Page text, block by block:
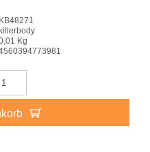
KB48271
killerbody
Kg